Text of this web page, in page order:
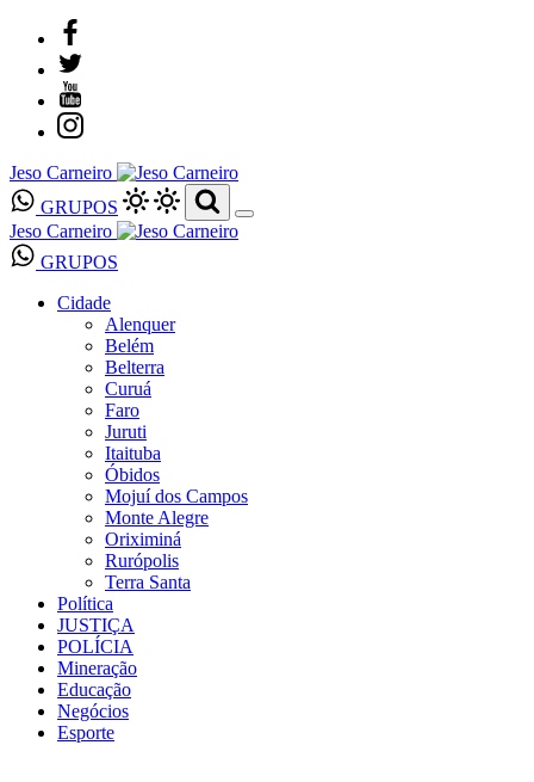
Jeso Carneiro
GRUPOS
Jeso Carneiro
GRUPOS
Cidade
Alenquer
Belém
Belterra
Curuá
Faro
Juruti
Itaituba
Óbidos
Mojuí dos Campos
Monte Alegre
Oriximiná
Rurópolis
Terra Santa
Política
JUSTIÇA
POLÍCIA
Mineração
Educação
Negócios
Esporte